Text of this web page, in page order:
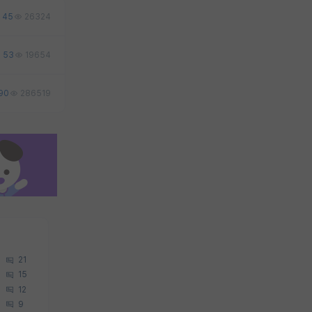
45 26324
53 19654
286519
21
15
12
9